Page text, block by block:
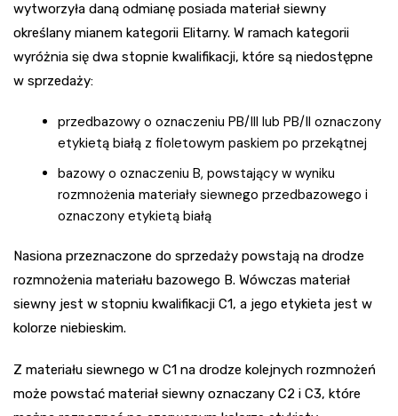
wytworzyła daną odmianę posiada materiał siewny
określany mianem kategorii Elitarny. W ramach kategorii
wyróżnia się dwa stopnie kwalifikacji, które są niedostępne
w sprzedaży:
przedbazowy o oznaczeniu PB/III lub PB/II oznaczony
etykietą białą z fioletowym paskiem po przekątnej
bazowy o oznaczeniu B, powstający w wyniku
rozmnożenia materiały siewnego przedbazowego i
oznaczony etykietą białą
Nasiona przeznaczone do sprzedaży powstają na drodze
rozmnożenia materiału bazowego B. Wówczas materiał
siewny jest w stopniu kwalifikacji C1, a jego etykieta jest w
kolorze niebieskim.
Z materiału siewnego w C1 na drodze kolejnych rozmnożeń
może powstać materiał siewny oznaczany C2 i C3, które